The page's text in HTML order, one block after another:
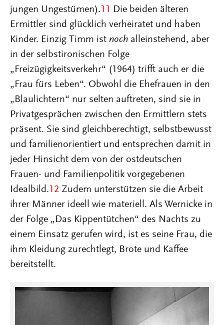
jungen Ungestümen).11
Die beiden älteren
Ermittler sind glücklich verheiratet und haben
Kinder. Einzig Timm ist noch alleinstehend, aber
in der selbstironischen Folge
„Freizügigkeitsverkehr“ (1964) trifft auch er die
„Frau fürs Leben“. Obwohl die Ehefrauen in den
„Blaulichtern“ nur selten auftreten, sind sie in
Privatgesprächen zwischen den Ermittlern stets
präsent. Sie sind gleichberechtigt, selbstbewusst
und familienorientiert und entsprechen damit in
jeder Hinsicht dem von der ostdeutschen
Frauen- und Familienpolitik vorgegebenen
Idealbild.12 Zudem unterstützen sie die Arbeit
ihrer Männer ideell wie materiell. Als Wernicke in
der Folge „Das Kippentütchen“ des Nachts zu
einem Einsatz gerufen wird, ist es seine Frau, die
ihm Kleidung zurechtlegt, Brote und Kaffee
bereitstellt.